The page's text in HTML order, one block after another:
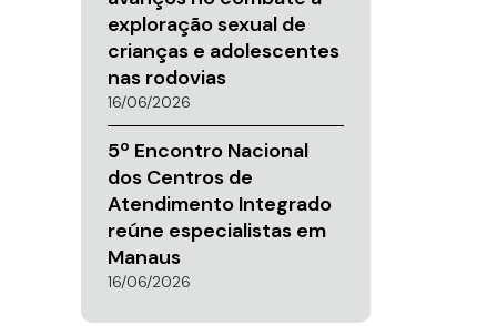
exploração sexual de
crianças e adolescentes
nas rodovias
16/06/2026
5º Encontro Nacional
dos Centros de
Atendimento Integrado
reúne especialistas em
Manaus
16/06/2026